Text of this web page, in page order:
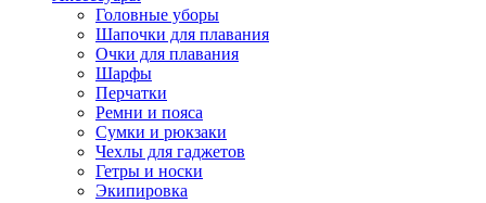
Головные уборы
Шапочки для плавания
Очки для плавания
Шарфы
Перчатки
Ремни и пояса
Сумки и рюкзаки
Чехлы для гаджетов
Гетры и носки
Экипировка